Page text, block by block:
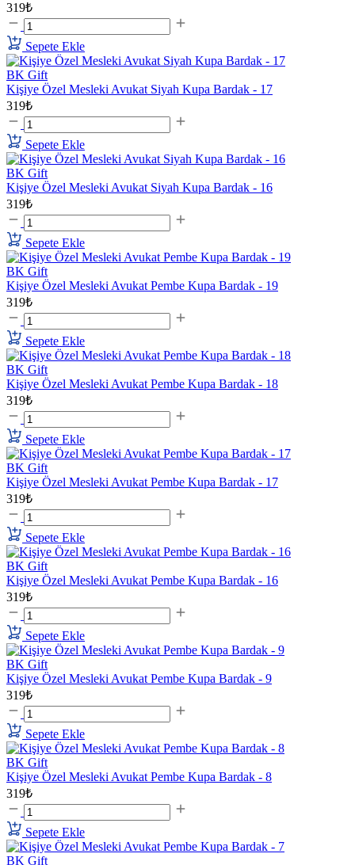
319₺
Sepete Ekle
BK Gift
Kişiye Özel Mesleki Avukat Siyah Kupa Bardak - 17
319₺
Sepete Ekle
BK Gift
Kişiye Özel Mesleki Avukat Siyah Kupa Bardak - 16
319₺
Sepete Ekle
BK Gift
Kişiye Özel Mesleki Avukat Pembe Kupa Bardak - 19
319₺
Sepete Ekle
BK Gift
Kişiye Özel Mesleki Avukat Pembe Kupa Bardak - 18
319₺
Sepete Ekle
BK Gift
Kişiye Özel Mesleki Avukat Pembe Kupa Bardak - 17
319₺
Sepete Ekle
BK Gift
Kişiye Özel Mesleki Avukat Pembe Kupa Bardak - 16
319₺
Sepete Ekle
BK Gift
Kişiye Özel Mesleki Avukat Pembe Kupa Bardak - 9
319₺
Sepete Ekle
BK Gift
Kişiye Özel Mesleki Avukat Pembe Kupa Bardak - 8
319₺
Sepete Ekle
BK Gift